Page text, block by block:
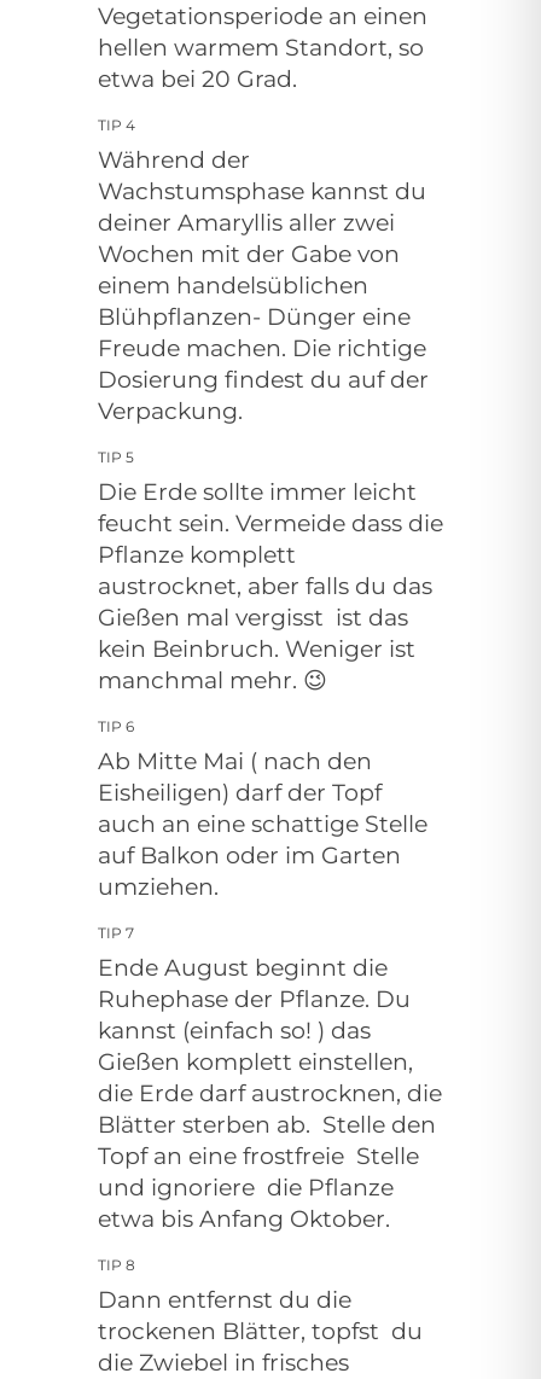
Vegetationsperiode an einen
hellen warmem Standort, so
etwa bei 20 Grad.
TIP 4
Während der
Wachstumsphase kannst du
deiner Amaryllis aller zwei
Wochen mit der Gabe von
einem handelsüblichen
Blühpflanzen- Dünger eine
Freude machen. Die richtige
Dosierung findest du auf der
Verpackung.
TIP 5
Die Erde sollte immer leicht
feucht sein. Vermeide dass die
Pflanze komplett
austrocknet, aber falls du das
Gießen mal vergisst ist das
kein Beinbruch. Weniger ist
manchmal mehr. 😉
TIP 6
Ab Mitte Mai ( nach den
Eisheiligen) darf der Topf
auch an eine schattige Stelle
auf Balkon oder im Garten
umziehen.
TIP 7
Ende August beginnt die
Ruhephase der Pflanze. Du
kannst (einfach so! ) das
Gießen komplett einstellen,
die Erde darf austrocknen, die
Blätter sterben ab. Stelle den
Topf an eine frostfreie Stelle
und ignoriere die Pflanze
etwa bis Anfang Oktober.
TIP 8
Dann entfernst du die
trockenen Blätter, topfst du
die Zwiebel in frisches